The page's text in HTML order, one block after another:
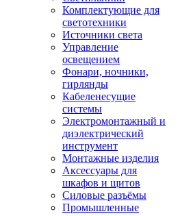
Комплектующие для
светотехники
Источники света
Управление
освещением
Фонари, ночники,
гирлянды
Кабеленесущие
системы
Электромонтажный и
диэлектрический
инструмент
Монтажные изделия
Аксессуары для
шкафов и щитов
Силовые разъёмы
Промышленные